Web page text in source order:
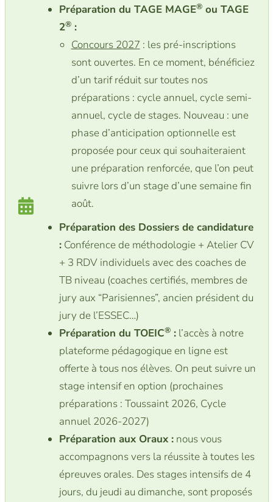
Préparation du TAGE MAGE®ou TAGE
2®:
Concours 2027 : les pré-inscriptions
sont ouvertes. En ce moment, bénéficiez
d’un tarif réduit sur toutes nos
préparations : cycle annuel, cycle semi-
annuel, cycle de stages. Nouveau : une
phase d’anticipation optionnelle est
proposée pour ceux qui souhaiteraient
une préparation renforcée, que l’on peut
suivre lors d’un stage d’une semaine fin
août.
Préparation des Dossiers de candidature
:Conférence de méthodologie + Atelier CV
+ 3 RDV individuels avec des coaches de
TB niveau (coaches certifiés, membres de
jury aux “Parisiennes”, ancien président du
jury de l’ESSEC…)
Préparation du TOEIC®:l’accès à notre
plateforme pédagogique en ligne est
offerte à tous nos élèves. On peut suivre un
stage intensif en option (prochaines
préparations : Toussaint 2026, Cycle
annuel 2026-2027)
Préparation aux Oraux :nous vous
accompagnons vers la réussite à toutes les
épreuves orales. Des stages intensifs de 4
jours, du jeudi au dimanche, sont proposés